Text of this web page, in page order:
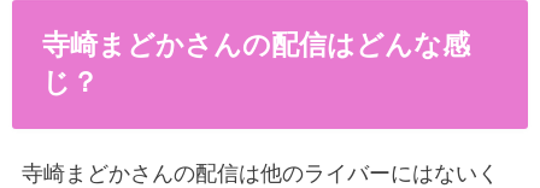
寺崎まどかさんの配信はどんな感
じ？
寺崎まどかさんの配信は他のライバーにはないく